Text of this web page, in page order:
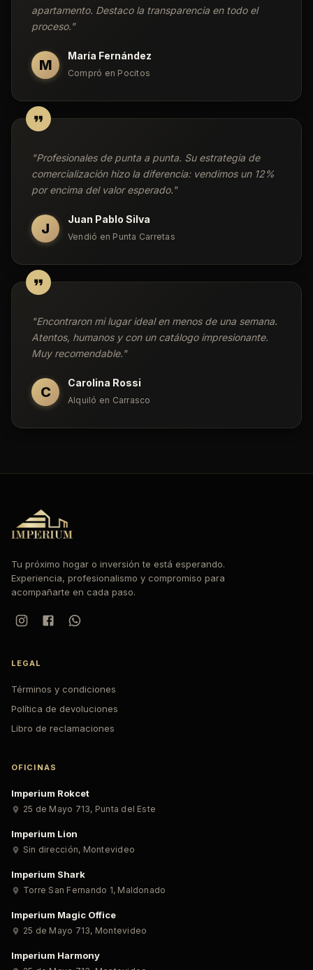
apartamento. Destaco la transparencia en todo el
proceso."
M
María Fernández
Compró en Pocitos
"Profesionales de punta a punta. Su estrategia de
comercialización hizo la diferencia: vendimos un 12%
por encima del valor esperado."
J
Juan Pablo Silva
Vendió en Punta Carretas
"Encontraron mi lugar ideal en menos de una semana.
Atentos, humanos y con un catálogo impresionante.
Muy recomendable."
C
Carolina Rossi
Alquiló en Carrasco
Tu próximo hogar o inversión te está esperando.
Experiencia, profesionalismo y compromiso para
acompañarte en cada paso.
LEGAL
Términos y condiciones
Política de devoluciones
Libro de reclamaciones
OFICINAS
Imperium Rokcet
25 de Mayo 713, Punta del Este
Imperium Lion
Sin dirección, Montevideo
Imperium Shark
Torre San Fernando 1, Maldonado
Imperium Magic Office
25 de Mayo 713, Montevideo
Imperium Harmony